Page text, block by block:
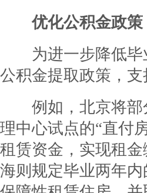
优化公积金政策
为进一步降低毕
公积金提取政策，
例如，北京将部
理中心试点的“直付
租赁资金，实现租
海则规定毕业两年